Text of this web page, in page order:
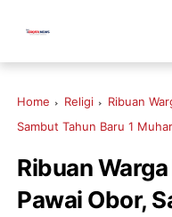
Home Religi
Ribuan
Sambut Tahun Baru 1
Ribuan
Pawai Obor,